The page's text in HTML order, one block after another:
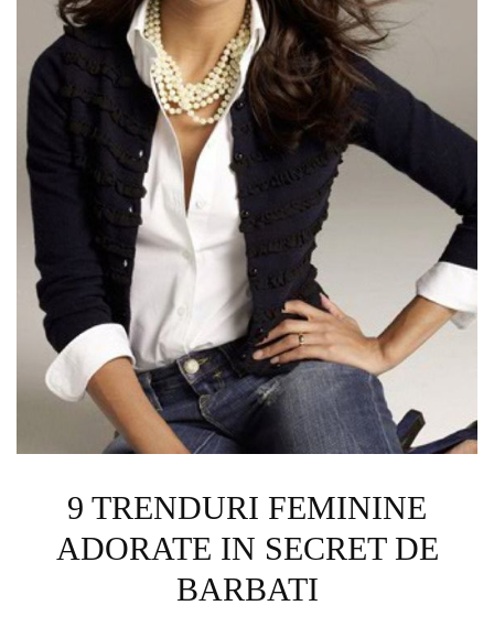
9 TRENDURI FEMININE
ADORATE IN SECRET DE
BARBATI